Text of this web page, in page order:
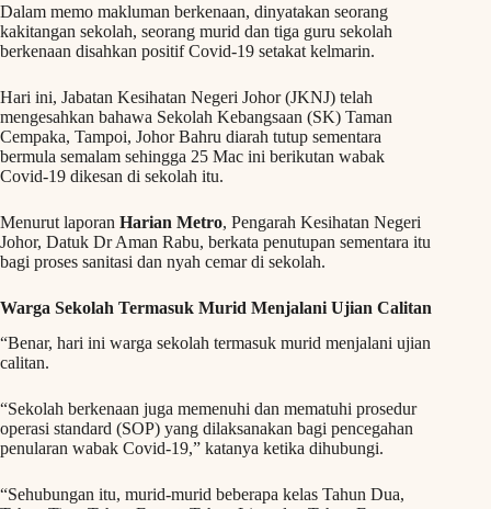
Dalam memo makluman berkenaan, dinyatakan seorang
kakitangan sekolah, seorang murid dan tiga guru sekolah
berkenaan disahkan positif Covid-19 setakat kelmarin.
Hari ini, Jabatan Kesihatan Negeri Johor (JKNJ) telah
mengesahkan bahawa Sekolah Kebangsaan (SK) Taman
Cempaka, Tampoi, Johor Bahru diarah tutup sementara
bermula semalam sehingga 25 Mac ini berikutan wabak
Covid-19 dikesan di sekolah itu.
Menurut laporan Harian Metro, Pengarah Kesihatan Negeri
Johor, Datuk Dr Aman Rabu, berkata penutupan sementara itu
bagi proses sanitasi dan nyah cemar di sekolah.
Warga Sekolah Termasuk Murid Menjalani Ujian Calitan
“Benar, hari ini warga sekolah termasuk murid menjalani ujian
calitan.
“Sekolah berkenaan juga memenuhi dan mematuhi prosedur
operasi standard (SOP) yang dilaksanakan bagi pencegahan
penularan wabak Covid-19,” katanya ketika dihubungi.
“Sehubungan itu, murid-murid beberapa kelas Tahun Dua,